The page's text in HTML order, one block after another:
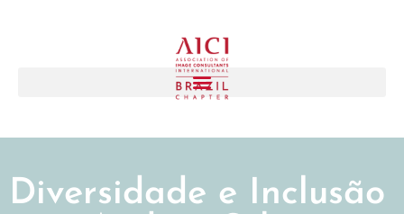
Diversidade e Inclusão